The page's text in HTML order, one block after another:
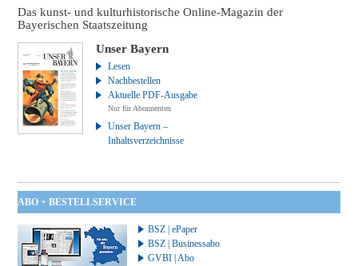
Das kunst- und kulturhistorische Online-Magazin der
Bayerischen Staatszeitung
Unser Bayern
Lesen
Nachbestellen
Aktuelle PDF-Ausgabe
Nur für Abonnenten
Unser Bayern –
Inhaltsverzeichnisse
ABO + BESTELLSERVICE
BSZ | ePaper
BSZ | Businessabo
GVBI | Abo